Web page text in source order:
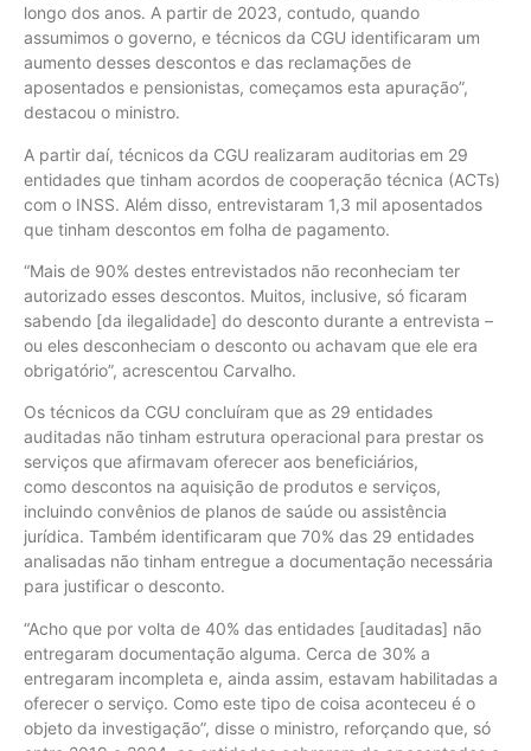
longo dos anos. A partir de 2023, contudo, quando
assumimos o governo, e técnicos da CGU identificaram um
aumento desses descontos e das reclamações de
aposentados e pensionistas, começamos esta apuração”,
destacou o ministro.
A partir daí, técnicos da CGU realizaram auditorias em 29
entidades que tinham acordos de cooperação técnica (ACTs)
com o INSS. Além disso, entrevistaram 1,3 mil aposentados
que tinham descontos em folha de pagamento.
“Mais de 90% destes entrevistados não reconheciam ter
autorizado esses descontos. Muitos, inclusive, só ficaram
sabendo [da ilegalidade] do desconto durante a entrevista –
ou eles desconheciam o desconto ou achavam que ele era
obrigatório”, acrescentou Carvalho.
Os técnicos da CGU concluíram que as 29 entidades
auditadas não tinham estrutura operacional para prestar os
serviços que afirmavam oferecer aos beneficiários,
como descontos na aquisição de produtos e serviços,
incluindo convênios de planos de saúde ou assistência
jurídica. Também identificaram que 70% das 29 entidades
analisadas não tinham entregue a documentação necessária
para justificar o desconto.
“Acho que por volta de 40% das entidades [auditadas] não
entregaram documentação alguma. Cerca de 30% a
entregaram incompleta e, ainda assim, estavam habilitadas a
oferecer o serviço. Como este tipo de coisa aconteceu é o
objeto da investigação”, disse o ministro, reforçando que, só